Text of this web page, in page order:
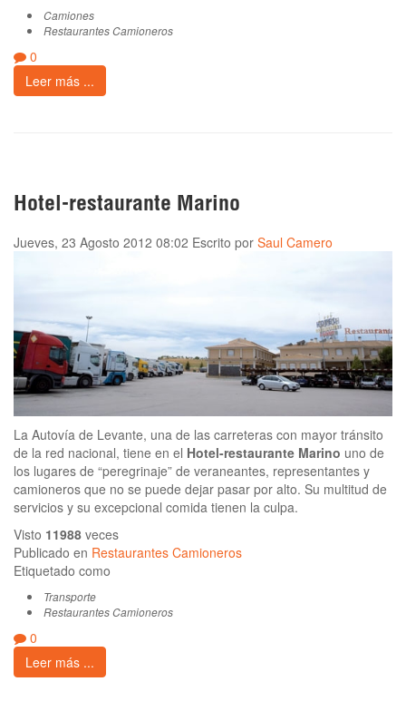
Camiones
Restaurantes Camioneros
0
Leer más ...
Hotel-restaurante Marino
Jueves, 23 Agosto 2012 08:02 Escrito por Saul Camero
La Autovía de Levante, una de las carreteras con mayor tránsito
de la red nacional, tiene en el Hotel-restaurante Marino uno de
los lugares de “peregrinaje” de veraneantes, representantes y
camioneros que no se puede dejar pasar por alto. Su multitud de
servicios y su excepcional comida tienen la culpa.
Visto 11988 veces
Publicado en Restaurantes Camioneros
Etiquetado como
Transporte
Restaurantes Camioneros
0
Leer más ...